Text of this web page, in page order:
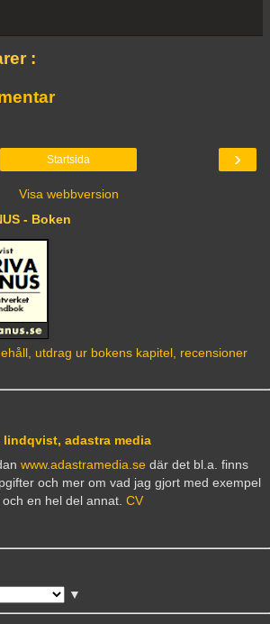
:
›
Startsida
Visa webbversion
- Boken
utdrag ur bokens kapitel, recensioner
lindqvist, adastra media
www.adastramedia.sedär det bl.a. finns
och mer om vad jag gjort med exempel
en hel del annat. CV
▼